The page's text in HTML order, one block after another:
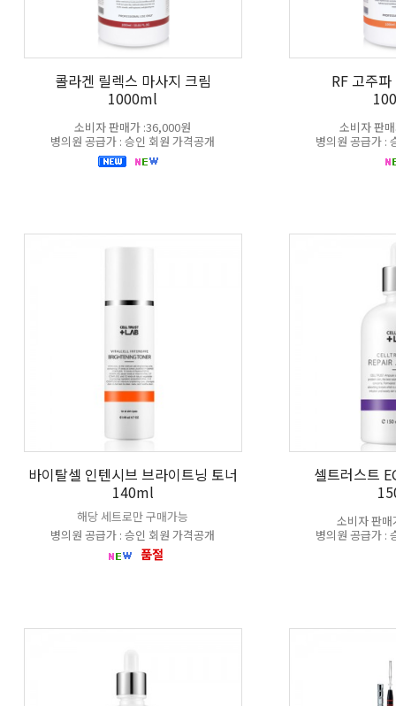
콜라겐 릴렉스 마사지 크림
1000ml
소비자 판매가 :36,000원
병의원 공급가 : 승인 회원 가격공개
RF 고주
소비자 판
병의원 공급가 :
바이탈셀 인텐시브 브라이트닝 토너
140ml
해당 세트로만 구매가능
병의원 공급가 : 승인 회원 가격공개
품절
셀트러스트
소비자 판
병의원 공급가 :